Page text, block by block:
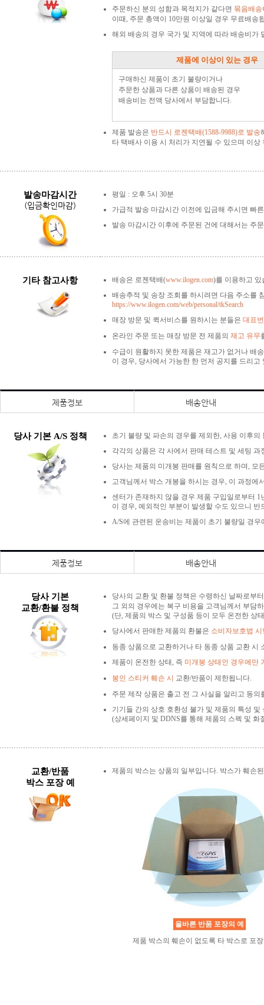
주문하신 분의 성함과 목적지가 같다면 묶음배송
이때, 주문 총액이 10만원 이상일 경우 무료배송
해외 배송의 경우 국가 및 지역에 따라 배송비가
제품에 이상이 있는 경우
구매하신 제품이 초기 불량이거나
주문한 상품과 다른 상품이 배송된 경우
배송비는 전액 당사에서 부담합니다.
제품 발송은 반드시 로젠택배(1588-9988)로 발송
타 택배사 이용 시 처리가 지연될 수 있으며 이
발송마감시간
(입금확인마감)
평일 : 오후 5시 30분
가급적 발송 마감시간 이전에 입금해 주시면 빠
발송 마감시간 이후에 주문된 건에 대해서는 주
기타 참고사항 배송은 로젠택배(www.ilogen.com)를 이용하고 있
배송추적 및 송장 조회를 하시려면 다음 주소를
https://www.ilogen.com/web/personal/tkSearch
매장 방문 및 퀵서비스를 원하시는 분들은 대표
온라인 주문 또는 매장 방문 전 제품의 재고 유무
수급이 원활하지 못한 제품은 재고가 없거나 배
이 경우, 당사에서 가능한 한 먼저 공지를 드리고
제품정보 배송안내
당사 기본 A/S 정책
초기 불량 및 파손의 경우를 제외한, 사용 이후
각각의 상품은 각 사에서 판매 테스트 및 세팅
당사는 제품의 미개봉 판매를 원칙으로 하며, 모
고객님께서 박스 개봉을 하시는 경우, 이 과정에
센터가 존재하지 않을 경우 제품 구입일로부터
이 경우, 예외적인 부분이 발생할 수도 있으니
A/S에 관련된 운송비는 제품이 초기 불량일 경
제품정보 배송안내
당사 기본
교환/환불 정책
당사의 교환 및 환불 정책은 수령하신 날짜로부
그 외의 경우에는 복구 비용을 고객님께서 부담
(단, 제품의 박스 및 구성품 등이 모두 온전한 상
당사에서 판매한 제품의 환불은 소비자보호법 시
동종 상품으로 교환하거나 타 동종 상품 교환 시
제품이 온전한 상태, 즉 미개봉 상태인 경우에만
봉인 스티커 훼손 시
교환/반품이 제한됩니다.
주문 제작 상품은 출고 전 그 사실을 알리고 동
기기들 간의 상호 호환성 불가 및 제품의 특성
(상세페이지 및 DDNS를 통해 제품의 스펙 및 화
교환/반품
박스 포장 예
제품의 박스는 상품의 일부입니다. 박스가 훼손
올바른 반품 포장의 예
제품 박스의 훼손이 없도록 타 박스로 포